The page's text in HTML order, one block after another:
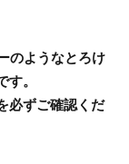
のようなとろけ
。
必ずご確認くだ